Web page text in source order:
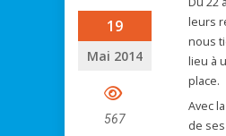
19
Mai 2014
567
leurs
nous
lieu à
place.
Avec
de